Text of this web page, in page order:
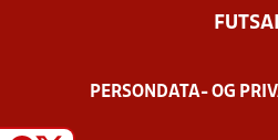
PERSONDATA- OG